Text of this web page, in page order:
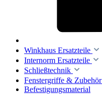
Winkhaus Ersatzteile
Internorm Ersatzteile
Schließtechnik
Fenstergriffe & Zubehör
Befestigungsmaterial